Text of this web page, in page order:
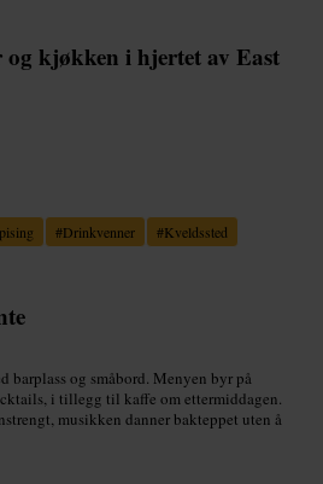
kjøkken i hjertet av East
#Drinkvenner #Kveldssted
barplass og småbord. Menyen byr på
i tillegg til kaffe om ettermiddagen.
musikken danner bakteppet uten å